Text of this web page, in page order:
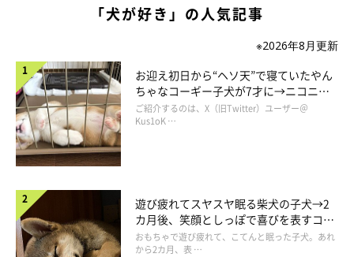
「犬が好き」の人気記事
※2026年8月更新
お迎え初日から“ヘソ天”で寝ていたやん
ちゃなコーギー子犬が7才に→ニコニ
コ“コーギースマイル”が魅力のコに成
長！
ご紹介するのは、X（旧Twitter）ユーザー＠
Kus1oK …
遊び疲れてスヤスヤ眠る柴犬の子犬→2
カ月後、笑顔としっぽで喜びを表すコに
成長！
おもちゃで遊び疲れて、こてんと眠った子犬。あれ
から2カ月、表 …